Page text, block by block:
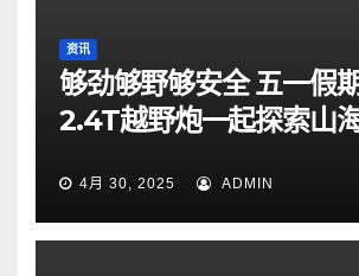
资讯
够劲够野够安全 五一假
2.4T越野炮一起探索山
4月 30, 2025 ADMIN